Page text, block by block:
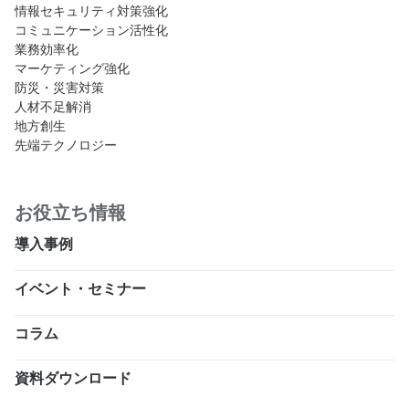
情報セキュリティ対策強化
コミュニケーション活性化
業務効率化
マーケティング強化
防災・災害対策
人材不足解消
地方創生
先端テクノロジー
お役立ち情報
導入事例
イベント・セミナー
コラム
資料ダウンロード